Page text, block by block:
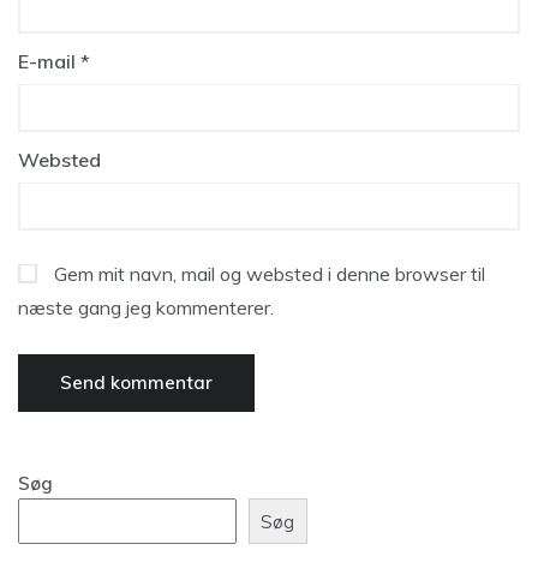
E-mail *
Websted
Gem mit navn, mail og websted i denne browser til
næste gang jeg kommenterer.
Søg
Søg